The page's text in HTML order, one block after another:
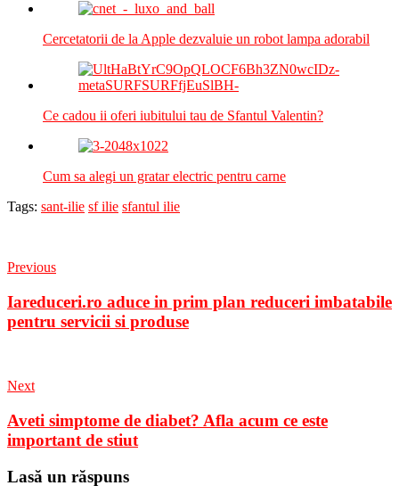
Cercetatorii de la Apple dezvaluie un robot lampa adorabil
Ce cadou ii oferi iubitului tau de Sfantul Valentin?
Cum sa alegi un gratar electric pentru carne
Tags: sant-ilie sf ilie sfantul ilie
Previous
Iareduceri.ro aduce in prim plan reduceri imbatabile
pentru servicii si produse
Next
Aveti simptome de diabet? Afla acum ce este
important de stiut
Lasă un răspuns